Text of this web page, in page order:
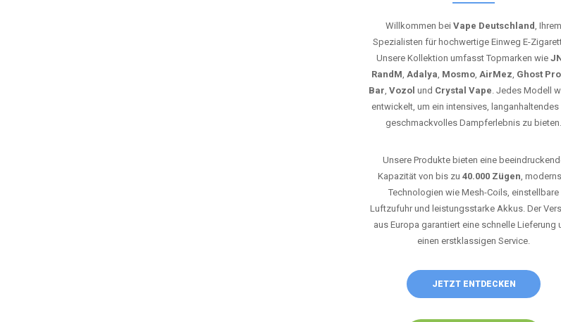
Willkommen bei Vape Deutschland, Ihrem
Spezialisten für hochwertige Einweg E-
Unsere Kollektion umfasst Topmarken wie
RandM, Adalya, Mosmo, AirMez, Ghost Pro
Bar, Vozol und Crystal Vape. Jedes Modell
entwickelt, um ein intensives, langanhaltendes
geschmackvolles Dampferlebnis zu bieten.
Unsere Produkte bieten eine
Kapazität von bis zu 40.000 Zügen,
Technologien wie Mesh-Coils, einstellbare
Luftzufuhr und leistungsstarke Akkus. Der
aus Europa garantiert eine schnelle Lieferung
einen erstklassigen Service.
JETZT ENTDECKEN